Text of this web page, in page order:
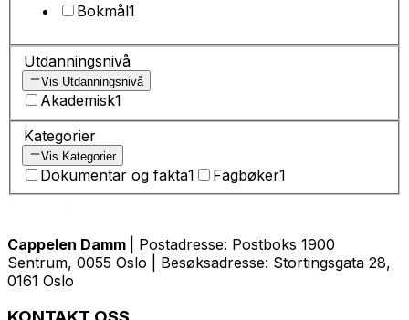
Bokmål1
Utdanningsnivå
Vis Utdanningsnivå
Akademisk1
Kategorier
Vis Kategorier
Dokumentar og fakta1 Fagbøker1
Cappelen Damm
| Postadresse: Postboks 1900
Sentrum, 0055 Oslo | Besøksadresse: Stortingsgata 28,
0161 Oslo